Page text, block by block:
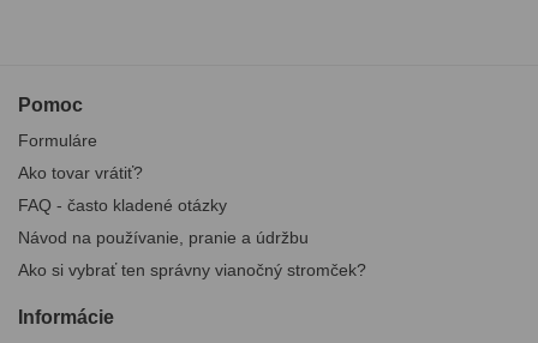
Pomoc
Formuláre
Ako tovar vrátiť?
FAQ - často kladené otázky
Návod na používanie, pranie a údržbu
Ako si vybrať ten správny vianočný stromček?
Informácie